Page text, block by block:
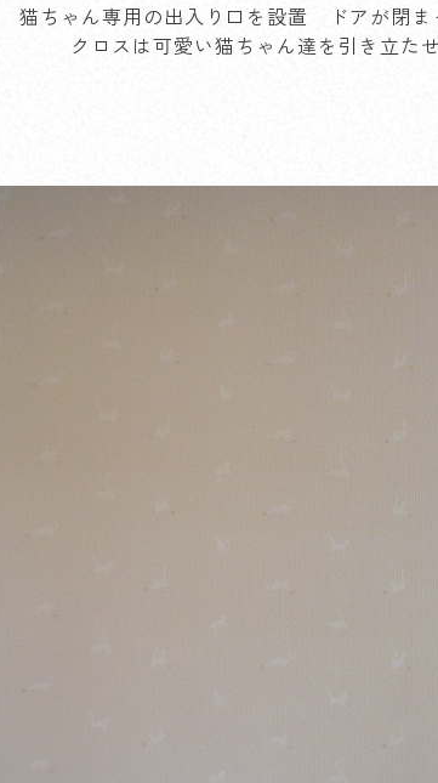
猫ちゃん専用の出入り口を設置 ドアが閉ま
クロスは可愛い猫ちゃん達を引き立た